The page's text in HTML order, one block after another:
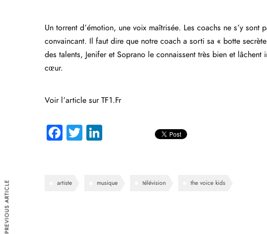
Un torrent d’émotion, une voix maîtrisée. Les coachs ne s’y sont
convaincant. Il faut dire que notre coach a sorti sa « botte
des talents, Jeniferet Soprano le connaissent très bien et
cœur.
Voir l’article sur TF1.Fr
Fa
o
T
dI
artiste musique télévision the voice kids
PREVIOUS ARTICLE